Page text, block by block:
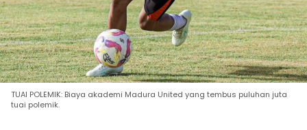
TUAI POLEMIK: Biaya akademi Madura United yang tembus puluhan juta
tuai polemik.